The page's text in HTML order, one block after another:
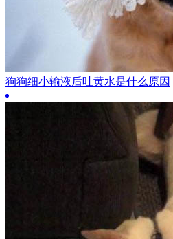
狗狗细小输液后吐黄水是什么原因